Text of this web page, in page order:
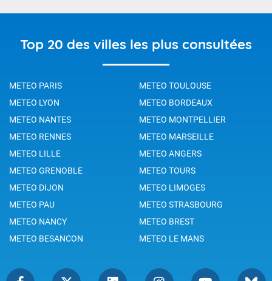
Top 20 des villes les plus consultées
METEO PARIS
METEO TOULOUSE
METEO LYON
METEO BORDEAUX
METEO NANTES
METEO MONTPELLIER
METEO RENNES
METEO MARSEILLE
METEO LILLE
METEO ANGERS
METEO GRENOBLE
METEO TOURS
METEO DIJON
METEO LIMOGES
METEO PAU
METEO STRASBOURG
METEO NANCY
METEO BREST
METEO BESANCON
METEO LE MANS